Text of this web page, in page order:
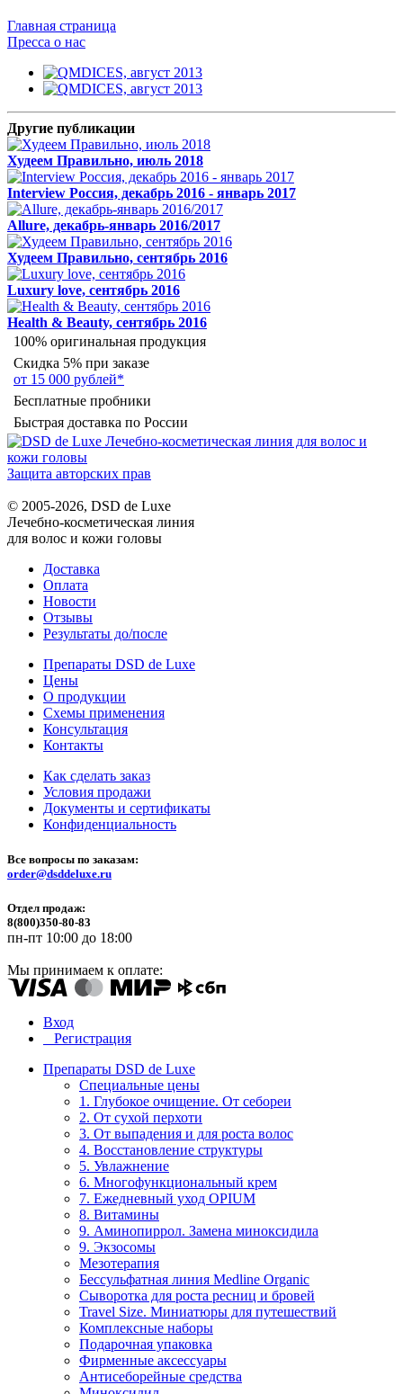
Главная страница
Пресса о нас
Другие публикации
Худеем Правильно, июль 2018
Interview Россия, декабрь 2016 - январь 2017
Allure, декабрь-январь 2016/2017
Худеем Правильно, сентябрь 2016
Luxury love, сентябрь 2016
Health & Beauty, сентябрь 2016
100% оригинальная продукция
Скидка 5% при заказе
от 15 000 рублей*
Бесплатные пробники
Быстрая доставка по России
Защита авторских прав
© 2005-2026, DSD de Luxe
Лечебно-косметическая линия
для волос и кожи головы
Доставка
Оплата
Новости
Отзывы
Результаты до/после
Препараты DSD de Luxe
Цены
О продукции
Схемы применения
Консультация
Контакты
Как сделать заказ
Условия продажи
Документы и сертификаты
Конфиденциальность
Все вопросы по заказам:
order@dsddeluxe.ru
Отдел продаж:
8(800)350-80-83
пн-пт 10:00 до 18:00
Мы принимаем к оплате:
Вход
Регистрация
Препараты DSD de Luxe
Специальные цены
1. Глубокое очищение. От себореи
2. От сухой перхоти
3. От выпадения и для роста волос
4. Восстановление структуры
5. Увлажнение
6. Многофункциональный крем
7. Ежедневный уход OPIUM
8. Витамины
9. Аминопиррол. Замена миноксидила
9. Экзосомы
Мезотерапия
Бессульфатная линия Medline Organic
Сыворотка для роста ресниц и бровей
Travel Size. Миниатюры для путешествий
Комплексные наборы
Подарочная упаковка
Фирменные аксессуары
Антисеборейные средства